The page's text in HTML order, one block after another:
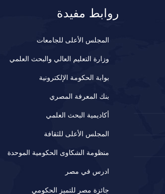
روابط مفيدة
المجلس الأعلى للجامعات
وزارة التعليم العالي والبحث العلمي
بوابة الحكومة الإلكترونية
بنك المعرفة المصري
أكاديمية البحث العلمي
المجلس الأعلى للثقافة
منظومة الشكاوى الحكومية الموحدة
ادرس في مصر
جائزة مصر للتميز الحكومي